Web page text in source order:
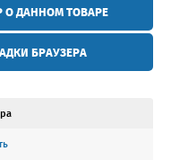
О ДАННОМ ТОВАРЕ
БРАУЗЕРА